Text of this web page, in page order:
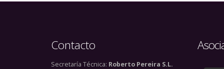
Contacto
Secretaría Técnica: Roberto Pereira S.L.